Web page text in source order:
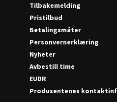
Tilbakemelding
Pristilbud
Betalingsmåter
Personvernerklæring
Nyheter
Avbestill time
EUDR
Produsentenes